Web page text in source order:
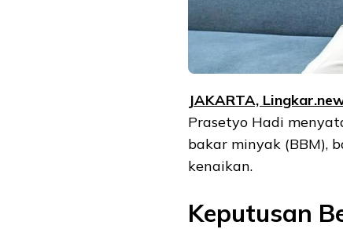
JAKARTA, Lingkar.ne
Prasetyo Hadi
bakar minyak (BBM),
kenaikan.
Keputusan